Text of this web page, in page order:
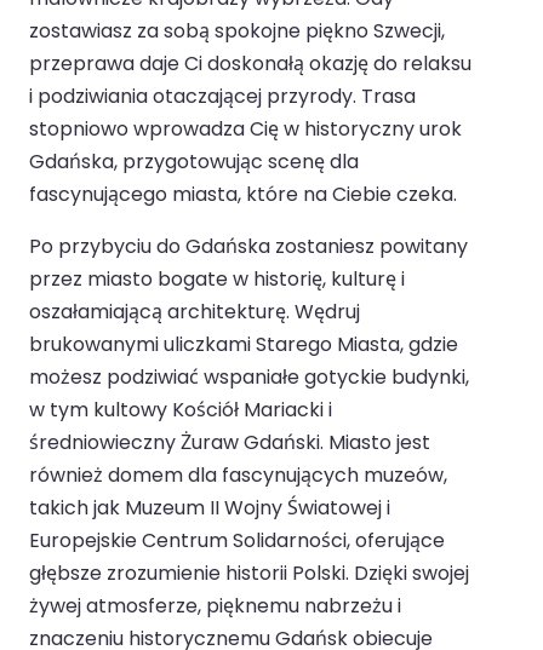
zostawiasz za sobą spokojne piękno Szwecji,
przeprawa daje Ci doskonałą okazję do relaksu
i podziwiania otaczającej przyrody. Trasa
stopniowo wprowadza Cię w historyczny urok
Gdańska, przygotowując scenę dla
fascynującego miasta, które na Ciebie czeka.
Po przybyciu do Gdańska zostaniesz powitany
przez miasto bogate w historię, kulturę i
oszałamiającą architekturę. Wędruj
brukowanymi uliczkami Starego Miasta, gdzie
możesz podziwiać wspaniałe gotyckie budynki,
w tym kultowy Kościół Mariacki i
średniowieczny Żuraw Gdański. Miasto jest
również domem dla fascynujących muzeów,
takich jak Muzeum II Wojny Światowej i
Europejskie Centrum Solidarności, oferujące
głębsze zrozumienie historii Polski. Dzięki swojej
żywej atmosferze, pięknemu nabrzeżu i
znaczeniu historycznemu Gdańsk obiecuje